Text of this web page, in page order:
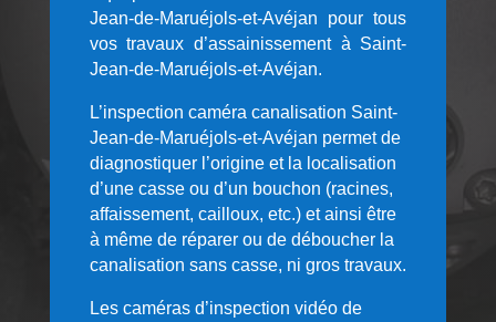
Jean-de-Maruéjols-et-Avéjan pour tous
vos travaux d’assainissement à Saint-
Jean-de-Maruéjols-et-Avéjan.
L’inspection caméra canalisation Saint-
Jean-de-Maruéjols-et-Avéjan permet de
diagnostiquer l’origine et la localisation
d’une casse ou d’un bouchon (racines,
affaissement, cailloux, etc.) et ainsi être
à même de réparer ou de déboucher la
canalisation sans casse, ni gros travaux.
Les caméras d’inspection vidéo de